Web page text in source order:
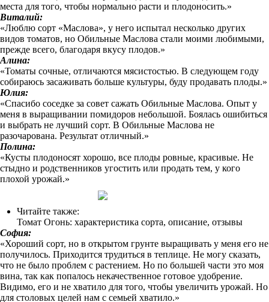
места для того, чтобы нормально расти и плодоносить.»
Виталий:
«Люблю сорт «Маслова», у него испытал несколько других
видов томатов, но Обильные Маслова стали моими любимыми,
прежде всего, благодаря вкусу плодов.»
Алина:
«Томаты сочные, отличаются мясистостью. В следующем году
собираюсь засаживать больше культуры, буду продавать плоды.»
Юлия:
«Спасибо соседке за совет сажать Обильные Маслова. Опыт у
меня в выращивании помидоров небольшой. Боялась ошибиться
и выбрать не лучший сорт. В Обильные Маслова не
разочарована. Результат отличный.»
Полина:
«Кусты плодоносят хорошо, все плоды ровные, красивые. Не
стыдно и родственников угостить или продать тем, у кого
плохой урожай.»
Читайте также:
Томат Огонь: характеристика сорта, описание, отзывы
София:
«Хороший сорт, но в открытом грунте выращивать у меня его не
получилось. Приходится трудиться в теплице. Не могу сказать,
что не было проблем с растением. Но по большей части это моя
вина, так как попалось некачественное готовое удобрение.
Видимо, его и не хватило для того, чтобы увеличить урожай. Но
для столовых целей нам с семьей хватило.»